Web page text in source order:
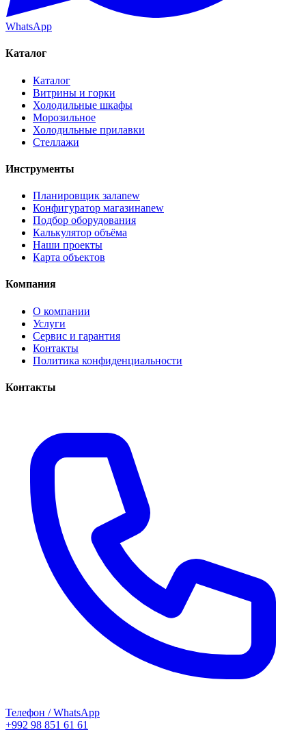
WhatsApp
Каталог
Каталог
Витрины и горки
Холодильные шкафы
Морозильное
Холодильные прилавки
Стеллажи
Инструменты
Планировщик залаnew
Конфигуратор магазинаnew
Подбор оборудования
Калькулятор объёма
Наши проекты
Карта объектов
Компания
О компании
Услуги
Сервис и гарантия
Контакты
Политика конфиденциальности
Контакты
Телефон / WhatsApp
+992 98 851 61 61